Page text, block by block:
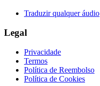
Traduzir qualquer áudio
Legal
Privacidade
Termos
Política de Reembolso
Política de Cookies